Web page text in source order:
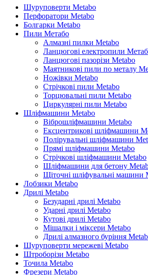
Шуруповерти Metabo
Перфоратори Metabo
Болгарки Metabo
Пили Метабо
Алмазні пилки Metabo
Ланцюгові електропили
Ланцюгові пазорізи Metabo
Маятникові пили по металу
Ножівки Metabo
Стрічкові пили Metabo
Торцювальні пили Metabo
Циркулярні пили Metabo
Шліфмашини Metabo
Віброшліфмашини Metabo
Ексцентрикові шліфмашини
Полірувальні шліфмашини
Прямі шліфмашини Metabo
Стрічкові шліфмашини Metabo
Шліфмашини для бетону
Щіточні шліфувальні машини
Лобзики Metabo
Дрилі Metabo
Безударні дрилі Metabo
Ударні дрилі Metabo
Кутові дрилі Metabo
Мішалки і міксери Metabo
Дрилі алмазного буріння
Шуруповерти мережеві Metabo
Штроборізи Metabo
Точила Metabo
Фрезери Metabo